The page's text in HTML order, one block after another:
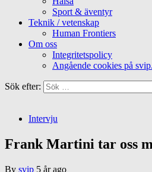
Sport & äventyr
Teknik / vetenskap
Human Frontiers
Om oss
Integritetspolicy
Angående cookies på
Sök efter:
Intervju
Frank Martini tar oss
By svip 5 år ago